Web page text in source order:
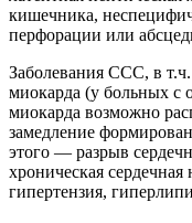
кишечника,
перфорации или
Заболевания ССС, в
миокарда (у больных с
миокарда возможно
замедление
этого — разрыв
хроническая сердечная
гипертензия,